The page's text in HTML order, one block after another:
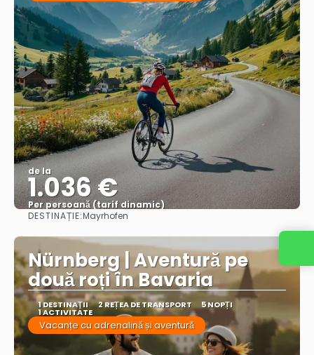
de la
1.036 €
Per persoană (tarif dinamic)
Vezi mai multe
DESTINAȚIE:Mayrhofen
Nürnberg | Aventură pe
două roți în Bavaria
1 DESTINAŢII 2 REȚEA DE TRANSPORT 5 NOPȚI
1 ACTIVITATE
Vacanțe cu adrenalină și aventură